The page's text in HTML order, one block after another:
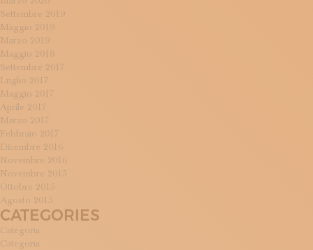
Settembre 2019
Maggio 2019
Marzo 2019
Maggio 2018
Settembre 2017
Luglio 2017
Maggio 2017
Aprile 2017
Marzo 2017
Febbraio 2017
Dicembre 2016
Novembre 2016
Novembre 2015
Ottobre 2015
Agosto 2015
CATEGORIES
Categoria
Categoria